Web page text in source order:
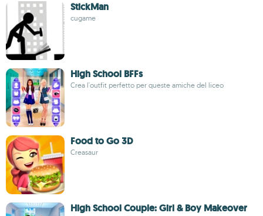
StickMan
cugame
High School BFFs
Crea l'outfit perfetto per queste amiche del liceo
Food to Go 3D
Creasaur
High School Couple: Girl & Boy Makeover